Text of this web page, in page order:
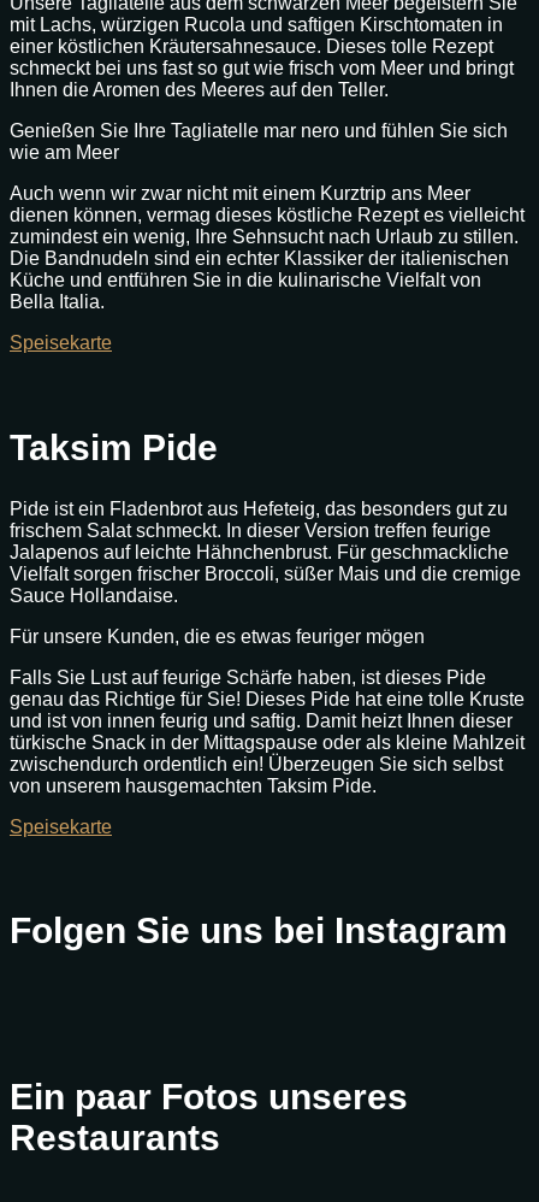
mit Lachs, würzigen Rucola und saftigen Kirschtomaten in
einer köstlichen Kräutersahnesauce. Dieses tolle Rezept
schmeckt bei uns fast so gut wie frisch vom Meer und bringt
Ihnen die Aromen des Meeres auf den Teller.
Genießen Sie Ihre Tagliatelle mar nero und fühlen Sie sich
wie am Meer
Auch wenn wir zwar nicht mit einem Kurztrip ans Meer
dienen können, vermag dieses köstliche Rezept es vielleicht
zumindest ein wenig, Ihre Sehnsucht nach Urlaub zu stillen.
Die Bandnudeln sind ein echter Klassiker der italienischen
Küche und entführen Sie in die kulinarische Vielfalt von
Bella Italia.
Speisekarte
Taksim Pide
Pide ist ein Fladenbrot aus Hefeteig, das besonders gut zu
frischem Salat schmeckt. In dieser Version treffen feurige
Jalapenos auf leichte Hähnchenbrust. Für geschmackliche
Vielfalt sorgen frischer Broccoli, süßer Mais und die cremige
Sauce Hollandaise.
Für unsere Kunden, die es etwas feuriger mögen
Falls Sie Lust auf feurige Schärfe haben, ist dieses Pide
genau das Richtige für Sie! Dieses Pide hat eine tolle Kruste
und ist von innen feurig und saftig. Damit heizt Ihnen dieser
türkische Snack in der Mittagspause oder als kleine Mahlzeit
zwischendurch ordentlich ein! Überzeugen Sie sich selbst
von unserem hausgemachten Taksim Pide.
Speisekarte
Folgen Sie uns bei Instagram
Ein paar Fotos unseres
Restaurants